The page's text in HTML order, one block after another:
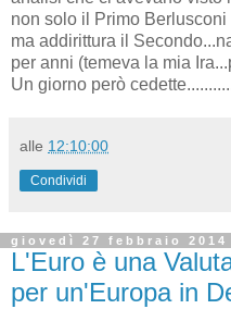
non solo il Primo
ma addirittura il
per anni (temeva la mia
Un giorno però
alle 12:10:00
Condividi
giovedì 27 febbraio 2014
L'Euro è una
per un'Europa in